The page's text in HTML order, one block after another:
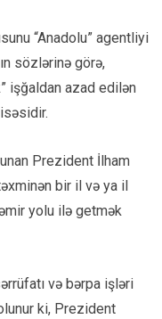
“Anadolu” agentliyi
sözlərinə görə,
işğaldan azad edilən
Prezident İlham
bir il və ya il
yolu ilə getmək
və bərpa işləri
ki, Prezident